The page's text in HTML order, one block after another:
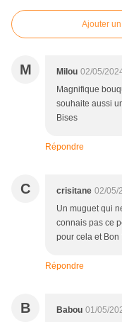
Ajouter
M Milou 02/05/
Magnifique
souhaite aussi
Bises
Répondre
C crisitane 02/05/
Un muguet qui
connais pas ce
pour cela et Bon
Répondre
B Babou 01/05/